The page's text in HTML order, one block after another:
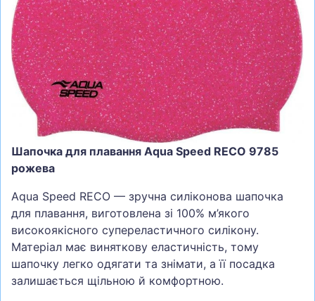
ВЗУТТЯ
СУМКИ
ШОЛОМИ, ЗАХИСТ, ОКУЛЯРИ
БІГ, ФІТНЕС, М'ЯЧІ
ВЕЛОСИПЕДИ
САМОКАТИ
ТЕНІС, БАДМІНТОН
ТУРИЗМ
Шапочка для плавання Aqua Speed RECO 9785
рожева
Aqua Speed RECO — зручна силіконова шапочка
для плавання, виготовлена зі 100% м’якого
високоякісного супереластичного силікону.
Матеріал має виняткову еластичність, тому
шапочку легко одягати та знімати, а її посадка
залишається щільною й комфортною.